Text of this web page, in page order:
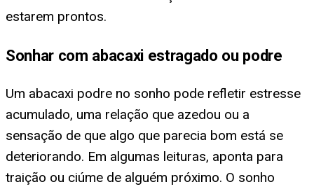
estarem prontos.
Sonhar com abacaxi estragado ou podre
Um abacaxi podre no sonho pode refletir estresse
acumulado, uma relação que azedou ou a
sensação de que algo que parecia bom está se
deteriorando. Em algumas leituras, aponta para
traição ou ciúme de alguém próximo. O sonho